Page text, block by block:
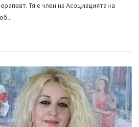
Тя е член на Асоциацията на